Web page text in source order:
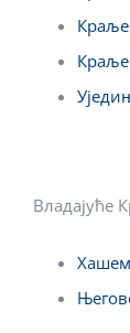
Владајуће